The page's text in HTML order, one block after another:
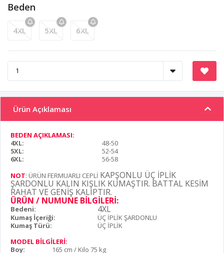
Beden
4XL 5XL 6XL
Ürün Açıklaması
BEDEN AÇIKLAMASI:
4XL:
48-50
5XL:
52-54
6XL:
56-58
NOT: ÜRÜN FERMUARLI CEPLİ KAPŞONLU ÜÇ İPLİK
ŞARDONLU KALIN KIŞLIK KUMAŞTIR. BATTAL KESİM
RAHAT VE GENİŞ KALIPTIR.
ÜRÜN / NUMUNE BİLGİLERİ:
Bedeni: 4XL
Kumaş İçeriği:
ÜÇ İPLİK ŞARDONLU
Kumaş Türü:
ÜÇ İPLİK
MODEL BİLGİLERİ:
Boy:
165 cm / Kilo 75 kg